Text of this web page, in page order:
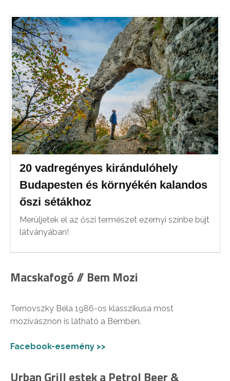
20 vadregényes kirándulóhely
Budapesten és környékén kalandos
őszi sétákhoz
Merüljetek el az őszi természet ezernyi színbe bújt
látványában!
Macskafogó // Bem Mozi
Ternovszky Béla 1986-os klasszikusa most
mozivásznon is látható a Bemben.
Facebook-esemény >>
Urban Grill estek a Petrol Beer &